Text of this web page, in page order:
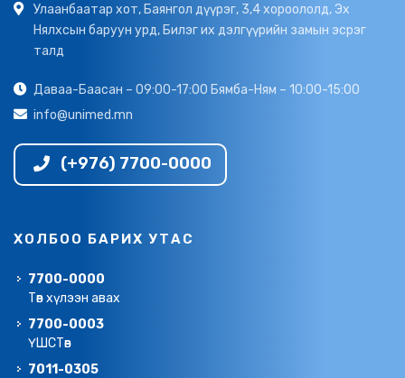
Улаанбаатар хот, Баянгол дүүрэг, 3,4 хороололд, Эх
Нялхсын баруун урд, Билэг их дэлгүүрийн замын эсрэг
талд
Даваа-Баасан – 09:00-17:00 Бямба-Ням – 10:00-15:00
info@unimed.mn
(+976) 7700-0000
ХОЛБОО БАРИХ УТАС
7700-0000
Төв хүлээн авах
7700-0003
ҮШСТөв
7011-0305